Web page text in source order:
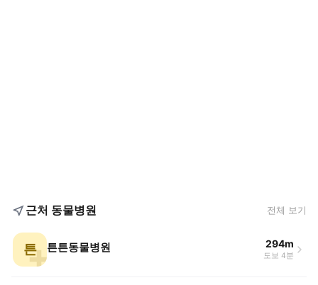
근처 동물병원 전체 보기
튼 튼튼동물병원 294m
도보 4분